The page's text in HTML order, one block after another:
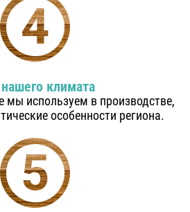
климата
мы используем в производстве,
особенности региона.